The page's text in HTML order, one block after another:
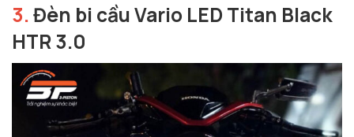
3.Đèn bi cầu Vario LED Titan Black
HTR 3.0